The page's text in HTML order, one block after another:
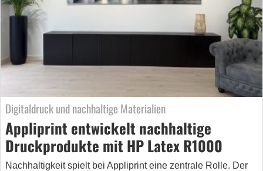
Digitaldruck und nachhaltige Materialien
Appliprint entwickelt nachhaltige
Druckprodukte mit HP Latex R1000
Nachhaltigkeit spielt bei Appliprint eine zentrale Rolle. Der